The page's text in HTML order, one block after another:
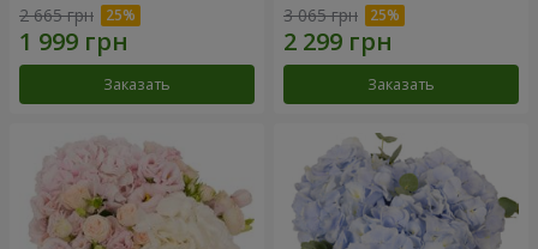
2 665 грн
Заказать
3 065 грн
Заказать